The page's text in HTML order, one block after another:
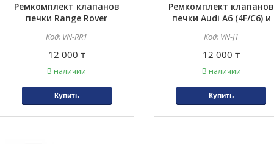
Ремкомплект клапанов
печки Range Rover
VN-RR1
12 000 ₸
В наличии
Купить
Ремкомплект клапанов
печки Audi A6 (4F/C6) и
VN-J1
12 000 ₸
В наличии
Купить